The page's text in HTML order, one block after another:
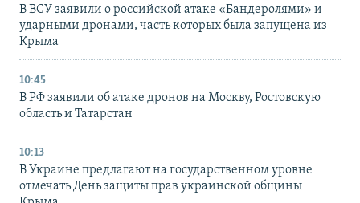
В ВСУ заявили о российской атаке «Бандеролями» и
ударными дронами, часть которых была запущена из
Крыма
10:45
В РФ заявили об атаке дронов на Москву, Ростовскую
область и Татарстан
10:13
В Украине предлагают на государственном уровне
отмечать День защиты прав украинской общины